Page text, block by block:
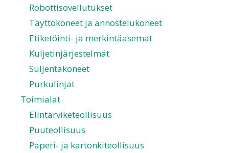
Robottisovellutukset
Täyttökoneet ja annostelukoneet
Etiketöinti- ja merkintäasemat
Kuljetinjärjestelmät
Suljentakoneet
Purkulinjat
Toimialat
Elintarviketeollisuus
Puuteollisuus
Paperi- ja kartonkiteollisuus